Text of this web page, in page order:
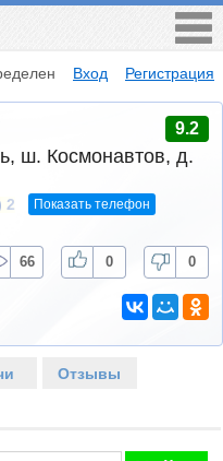
Вход Регистрация
9.2
ш. Космонавтов, д.
2 Показать телефон
66 0 0
Отзывы